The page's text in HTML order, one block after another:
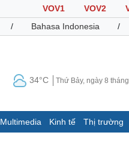
VOV1 VOV2
/ Bahasa Indonesia /
34°C Thứ Bảy, ngày 8
Multimedia Kinh tế Thị trường